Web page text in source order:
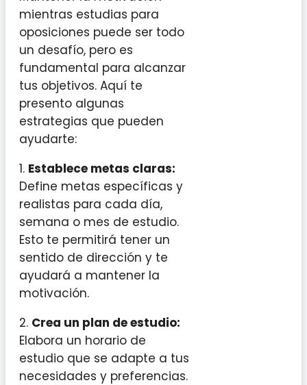
mientras estudias para
oposiciones puede ser todo
un desafío, pero es
fundamental para alcanzar
tus objetivos. Aquí te
presento algunas
estrategias que pueden
ayudarte:
1. Establece metas claras:
Define metas específicas y
realistas para cada día,
semana o mes de estudio.
Esto te permitirá tener un
sentido de dirección y te
ayudará a mantener la
motivación.
2. Crea un plan de estudio:
Elabora un horario de
estudio que se adapte a tus
necesidades y preferencias.